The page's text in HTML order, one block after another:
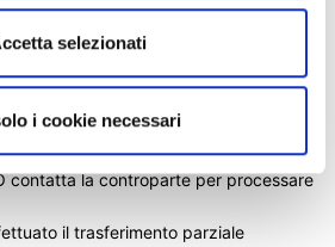
selezionati
i cookie necessari
via e-mail e sulla
viene ricevuta da BG SAXO
contatta la controparte per processare
il trasferimento parziale